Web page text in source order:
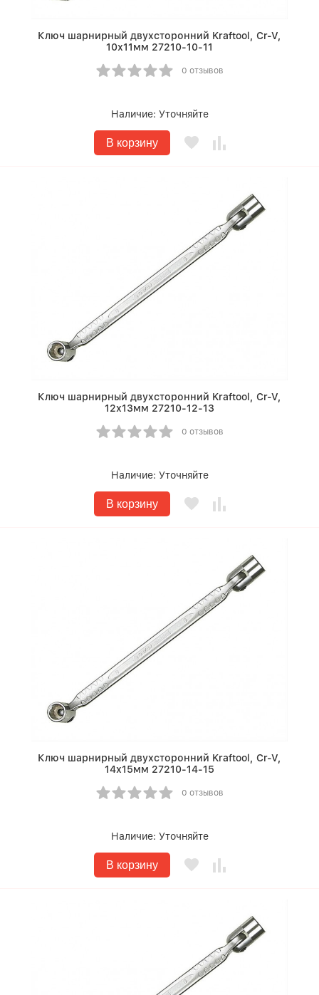
Ключ шарнирный двухсторонний Kraftool, Cr-V,
10х11мм 27210-10-11
0 отзывов
Наличие: Уточняйте
В корзину
Ключ шарнирный двухсторонний Kraftool, Cr-V,
12х13мм 27210-12-13
0 отзывов
Наличие: Уточняйте
В корзину
Ключ шарнирный двухсторонний Kraftool, Cr-V,
14х15мм 27210-14-15
0 отзывов
Наличие: Уточняйте
В корзину